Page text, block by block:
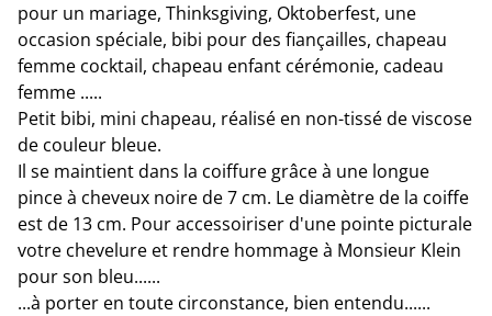
pour un mariage, Thinksgiving, Oktoberfest, une
occasion spéciale, bibi pour des fiançailles, chapeau
femme cocktail, chapeau enfant cérémonie, cadeau
femme .....
Petit bibi, mini chapeau, réalisé en non-tissé de viscose
de couleur bleue.
Il se maintient dans la coiffure grâce à une longue
pince à cheveux noire de 7 cm. Le diamètre de la coiffe
est de 13 cm. Pour accessoiriser d'une pointe picturale
votre chevelure et rendre hommage à Monsieur Klein
pour son bleu......
...à porter en toute circonstance, bien entendu......